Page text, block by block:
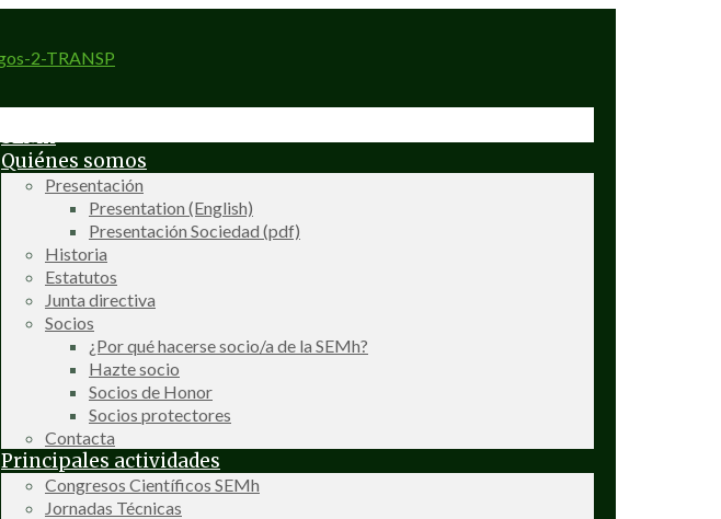
SEMh
Quiénes somos
Presentación
Presentation (English)
Presentación Sociedad (pdf)
Historia
Estatutos
Junta directiva
Socios
¿Por qué hacerse socio/a de la SEMh?
Hazte socio
Socios de Honor
Socios protectores
Contacta
Principales actividades
Congresos Científicos SEMh
Jornadas Técnicas